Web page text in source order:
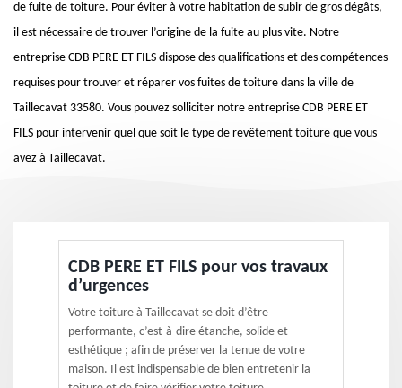
de fuite de toiture. Pour éviter à votre habitation de subir de gros dégâts,
il est nécessaire de trouver l’origine de la fuite au plus vite. Notre
entreprise CDB PERE ET FILS dispose des qualifications et des compétences
requises pour trouver et réparer vos fuites de toiture dans la ville de
Taillecavat 33580. Vous pouvez solliciter notre entreprise CDB PERE ET
FILS pour intervenir quel que soit le type de revêtement toiture que vous
avez à Taillecavat.
CDB PERE ET FILS pour vos travaux
d’urgences
Votre toiture à Taillecavat se doit d’être
performante, c’est-à-dire étanche, solide et
esthétique ; afin de préserver la tenue de votre
maison. Il est indispensable de bien entretenir la